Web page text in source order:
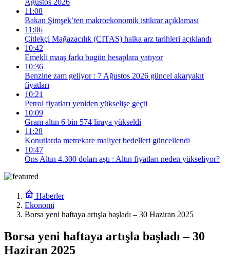
Ağustos 2026
11:08
Bakan Şimşek’ten makroekonomik istikrar açıklaması
11:06
Çitlekçi Mağazacılık (CITAS) halka arz tarihleri açıklandı
10:42
Emekli maaş farkı bugün hesaplara yatıyor
10:36
Benzine zam geliyor : 7 Ağustos 2026 güncel akaryakıt
fiyatları
10:21
Petrol fiyatları yeniden yükselişe geçti
10:09
Gram altın 6 bin 574 liraya yükseldi
11:28
Konutlarda metrekare maliyet bedelleri güncellendi
10:47
Ons Altın 4.300 doları aştı : Altın fiyatları neden yükseliyor?
Haberler
Ekonomi
Borsa yeni haftaya artışla başladı – 30 Haziran 2025
Borsa yeni haftaya artışla başladı – 30
Haziran 2025